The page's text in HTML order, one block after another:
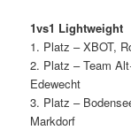
1vs1 Lightweight
1. Platz – XBOT,
2. Platz – Team
Edewecht
3. Platz –
Markdorf